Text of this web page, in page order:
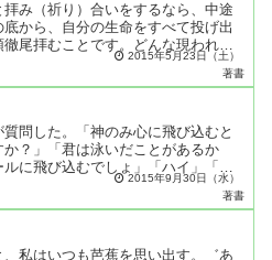
み（祈り）合いをするなら、中途
から、自分の生命をすべて投げ出
尾拝むことです。どんな現われが
えてゆく、消えたのだ、ありがと
2015年5月23日（土）
著書
問した。「神のみ心に飛び込むと
？」「君は泳いだことがあるか
に飛び込むでしょ」「ハイ」「水
」「水は飛び込んでも大丈夫、体を
2015年9月30日（水）
著書
私はいつも芭蕉を思い出す。゛あ